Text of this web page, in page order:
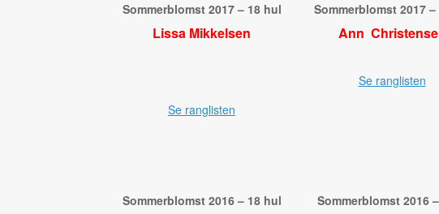
Sommerblomst 2017 – 18 hul
Lissa Mikkelsen
Se ranglisten
Sommerblomst 2017
Ann
Se ranglisten
Sommerblomst 2016 – 18 hul Sommerblomst 2016